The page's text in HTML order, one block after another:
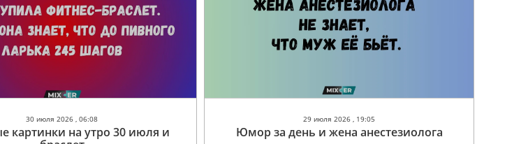
30 июля 2026 , 06:08
картинки на утро 30 июля и
29 июля 2026 , 19:05
Юмор за день и жена анестезиолога